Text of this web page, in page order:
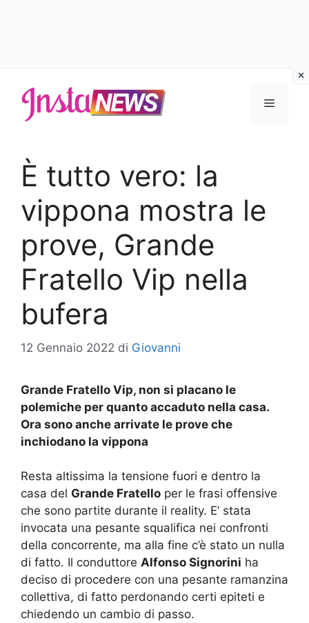
contenuto
Menu
È tutto vero: la
vippona mostra le
prove, Grande
Fratello Vip nella
bufera
12 Gennaio 2022 di Giovanni
Grande Fratello Vip, non si placano le
polemiche per quanto accaduto nella casa.
Ora sono anche arrivate le prove che
inchiodano la vippona
Resta altissima la tensione fuori e dentro la
casa del Grande Fratello per le frasi offensive
che sono partite durante il reality. E’ stata
invocata una pesante squalifica nei confronti
della concorrente, ma alla fine c’è stato un nulla
di fatto. Il conduttore Alfonso Signorini ha
deciso di procedere con una pesante ramanzina
collettiva, di fatto perdonando certi epiteti e
chiedendo un cambio di passo.